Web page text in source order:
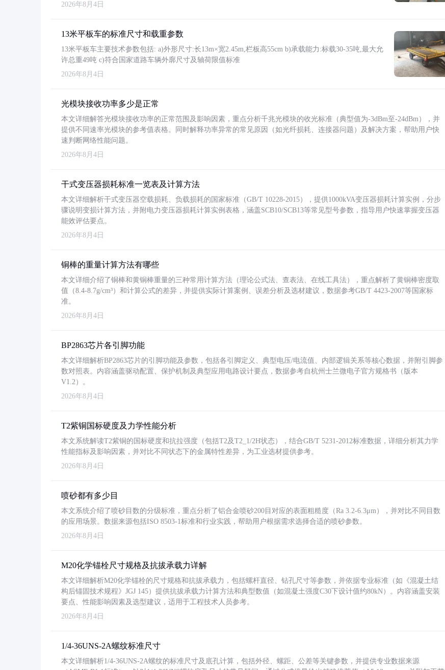
2026年8月4日
13米平板车的标准尺寸和载重参数
13米平板车主要技术参数包括: a)外形尺寸:长13m×宽2.45m,栏板高55cm b)承载能力:标载30-35吨,最大允
许总重49吨 c)符合国家道路车辆外廓尺寸及轴荷限值标准
2026年8月4日
光模块接收功率多少是正常
本文详细解答光模块接收功率的正常范围及影响因素，重点分析千兆光模块的收光标准（典型值为-3dBm至-24dBm），并
提供不同速率光模块的参考值表格。同时解释功率异常的常见原因（如光纤损耗、连接器问题）及解决方案，帮助用户快
速判断网络性能问题。
2026年8月4日
干式变压器损耗标准一览表及计算方法
本文详细解析干式变压器空载损耗、负载损耗的国家标准（GB/T 10228-2015），提供1000kVA变压器损耗计算实例，分步
骤说明变损计算方法，并附电力变压器损耗计算实例表格，涵盖SCB10/SCB13等常见型号参数，指导用户快速掌握变压器
能效评估要点。
2026年8月4日
铜棒的重量计算方法有哪些
本文详细介绍了铜棒和黄铜棒重量的三种常用计算方法（理论公式法、查表法、在线工具法），重点解析了黄铜棒密度取
值（8.4-8.7g/cm³）和计算公式的差异，并提供实际计算案例、误差分析及选材建议，数据参考GB/T 4423-2007等国家标
准。
2026年8月4日
BP2863芯片各引脚功能
本文详细解析BP2863芯片的引脚功能及参数，包括各引脚定义、典型电压/电流值、内部逻辑关系等核心数据，并附引脚参
数对照表。内容涵盖驱动配置、保护机制及典型应用电路设计要点，数据参考自杭州士兰微电子官方规格书（版本
V1.2）。
2026年8月4日
T2紫铜国标硬度及力学性能分析
本文系统解读T2紫铜的国标硬度和抗拉强度（包括T2及T2_1/2H状态），结合GB/T 5231-2012标准数据，详细分析其力学
性能指标及影响因素，并对比不同状态下的金属特性差异，为工业选材提供参考。
2026年8月4日
喷砂都有多少目
本文系统介绍了喷砂目数的分级标准，重点分析了铝合金喷砂200目对应的表面粗糙度（Ra 3.2-6.3μm），并对比不同目数
的应用场景。数据来源包括ISO 8503-1标准和行业实践，帮助用户根据需求选择合适的喷砂参数。
2026年8月4日
M20化学锚栓尺寸规格及抗拔承载力详解
本文详细解析M20化学锚栓的尺寸规格和抗拔承载力，包括螺杆直径、钻孔尺寸等参数，并依据专业标准（如《混凝土结
构后锚固技术规程》JGJ 145）提供抗拔承载力计算方法和典型数值（如混凝土强度C30下设计值约80kN）。内容涵盖安装
要点、性能影响因素及选型建议，适用于工程技术人员参考。
2026年8月4日
1/4-36UNS-2A螺纹标准尺寸
本文详细解析1/4-36UNS-2A螺纹的标准尺寸及底孔计算，包括外径、螺距、公差等关键参数，并提供专业数据来源